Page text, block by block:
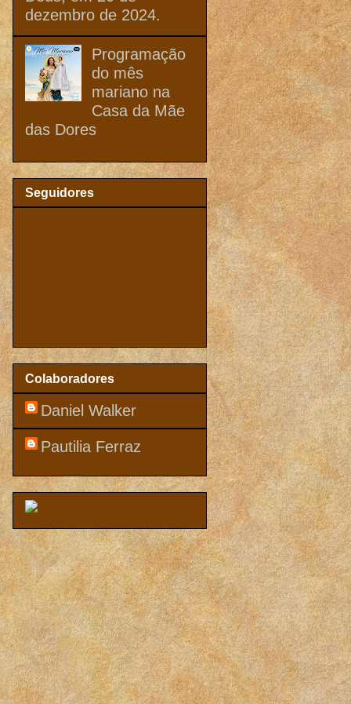
dezembro de 2024.
Programação
do mês
mariano na
Casa da Mãe
das Dores
Seguidores
Colaboradores
Daniel Walker
Pautilia Ferraz